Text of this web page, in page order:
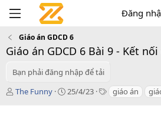
Đăng
Giáo án GDCD 6
Giáo án GDCD 6 Bài 9 - Kết
Bạn phải đăng nhập để tải
T
The Funny
C
25/4/23
T giáo án